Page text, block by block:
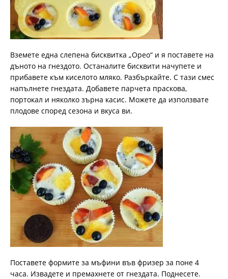
Вземете една слепена бисквитка „Орео“ и я поставете на
дъното на гнездото. Останалите бисквити начупете и
прибавете към киселото мляко. Разбъркайте. С тази смес
напълнете гнездата. Добавете парчета праскова,
портокал и няколко зърна касис. Можете да използвате
плодове според сезона и вкуса ви.
Поставете формите за мъфини във фризер за поне 4
часа. Извадете и премахнете от гнездата. Поднесете.